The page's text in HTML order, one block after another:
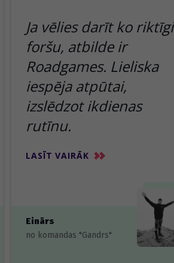
Ja vēlies darīt ko riktīgi
foršu, atbilde ir
Roadgames. Lieliska
iespēja atpūtai,
izslēdzot ikdienas
rutīnu.
LASĪT VAIRĀK
Einārs
no komandas "Gandrs"